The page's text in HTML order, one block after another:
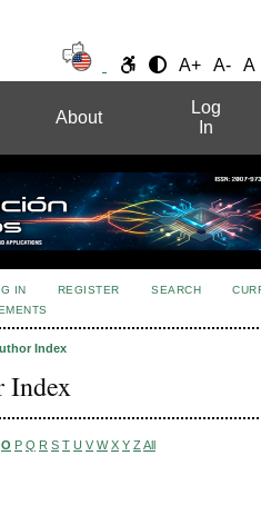
A+ A- A
About
Log
In
IN REGISTER SEARCH
Index
Index
O P Q R S T U V W X Y Z All